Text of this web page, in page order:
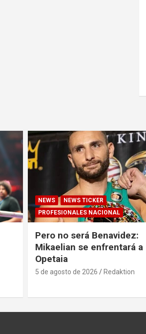
NEWS
NEWS TICKER
PROFESIONALES NACIONAL
Pero no será Benavidez:
Mikaelian se enfrentará a
Opetaia
5 de agosto de 2026 Redaktion